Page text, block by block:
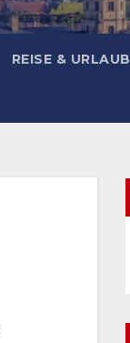
REISE & URLAUB